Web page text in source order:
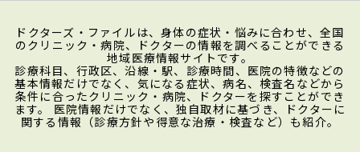
ドクターズ・ファイルは、身体の症状・悩みに合わせ、全国
のクリニック・病院、ドクターの情報を調べることができる
地域医療情報サイトです。
診療科目、行政区、沿線・駅、診療時間、医院の特徴などの
基本情報だけでなく、気になる症状、病名、検査名などから
条件に合ったクリニック・病院、ドクターを探すことができ
ます。 医院情報だけでなく、独自取材に基づき、ドクターに
関する情報（診療方針や得意な治療・検査など）も紹介。